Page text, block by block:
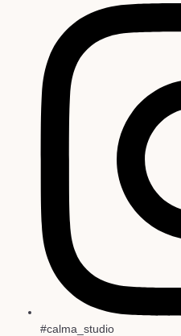
#calma_studio